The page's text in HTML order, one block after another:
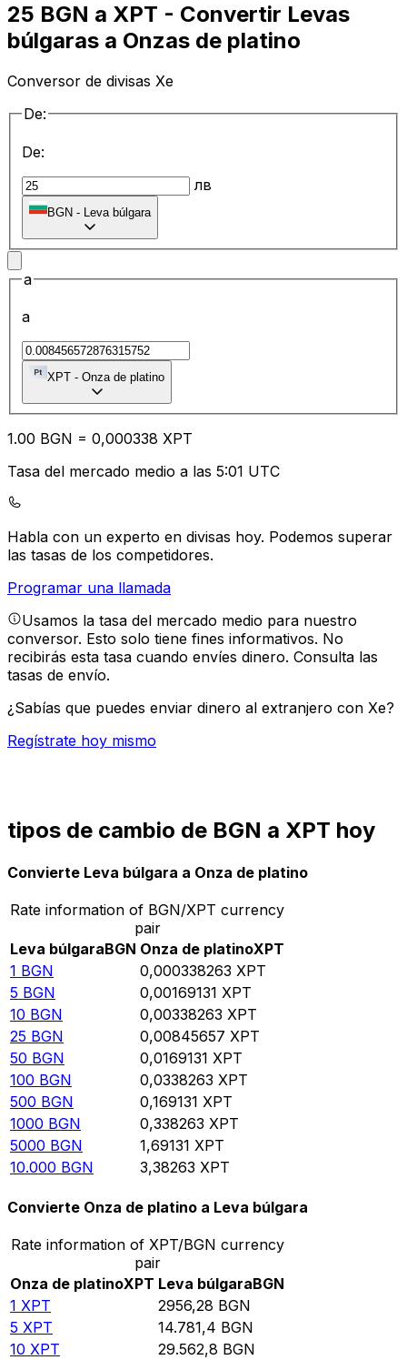
25 BGN a XPT - Convertir Levas
búlgaras a Onzas de platino
Conversor de divisas Xe
De:
De:
лв
BGN - Leva búlgara
a
a
XPT - Onza de platino
1.00 BGN = 0,000338 XPT
Tasa del mercado medio a las 5:01 UTC
Habla con un experto en divisas hoy. Podemos superar
las tasas de los competidores.
Programar una llamada
Usamos la tasa del mercado medio para nuestro
conversor. Esto solo tiene fines informativos. No
recibirás esta tasa cuando envíes dinero. Consulta las
tasas de envío.
¿Sabías que puedes enviar dinero al extranjero con Xe?
Regístrate hoy mismo
tipos de cambio de BGN a XPT hoy
Convierte Leva búlgara a Onza de platino
Rate information of BGN/XPT currency
pair
Leva búlgaraBGN Onza de platinoXPT
1 BGN 0,000338263 XPT
5 BGN 0,00169131 XPT
10 BGN 0,00338263 XPT
25 BGN 0,00845657 XPT
50 BGN 0,0169131 XPT
100 BGN 0,0338263 XPT
500 BGN 0,169131 XPT
1000 BGN 0,338263 XPT
5000 BGN 1,69131 XPT
10.000 BGN 3,38263 XPT
Convierte Onza de platino a Leva búlgara
Rate information of XPT/BGN currency
pair
Onza de platinoXPT Leva búlgaraBGN
1 XPT 2956,28 BGN
5 XPT 14.781,4 BGN
10 XPT 29.562,8 BGN